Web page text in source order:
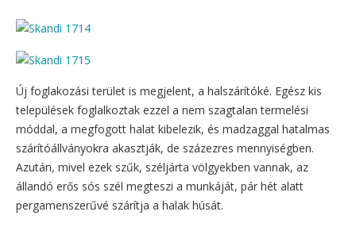
Új foglakozási terület is megjelent, a halszárítóké. Egész kis
települések foglalkoztak ezzel a nem szagtalan termelési
móddal, a megfogott halat kibelezik, és madzaggal hatalmas
szárítóállványokra akasztják, de százezres mennyiségben.
Azután, mivel ezek szűk, széljárta völgyekben vannak, az
állandó erős sós szél megteszi a munkáját, pár hét alatt
pergamenszerűvé szárítja a halak húsát.